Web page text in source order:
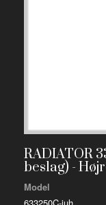
RADIATOR
beslag) -
Model